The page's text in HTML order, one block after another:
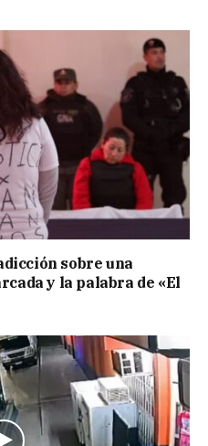
sobre una
y la palabra de «El